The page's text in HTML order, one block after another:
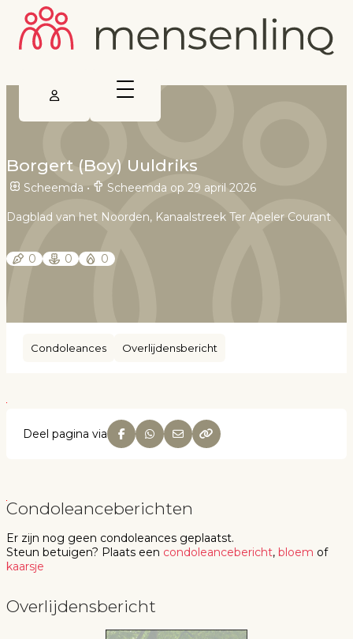
Borgert (Boy) Uuldriks
Scheemda • Scheemda op 29 april 2026
Dagblad van het Noorden, Kanaalstreek Ter Apeler Courant
0 0 0
Condoleances Overlijdensbericht
Deel pagina via
Condoleanceberichten
Er zijn nog geen condoleances geplaatst.
Steun betuigen? Plaats een condoleancebericht, bloem of
kaarsje
Overlijdensbericht